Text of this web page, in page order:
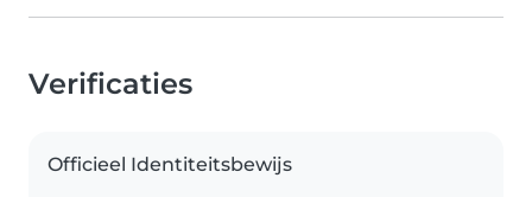
Verificaties
Officieel Identiteitsbewijs